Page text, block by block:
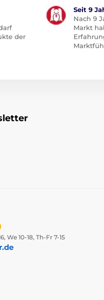
der
Seit 9
Nach 9
Markt
We 10-18, Th-Fr 7-15